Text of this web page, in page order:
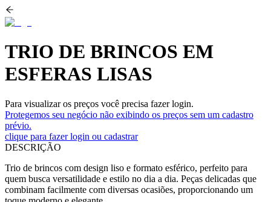
TRIO DE BRINCOS EM
ESFERAS LISAS
Para visualizar os preços você precisa fazer login.
Protegemos seu negócio não exibindo os preços sem um cadastro
prévio.
clique para fazer login ou cadastrar
DESCRIÇÃO
Trio de brincos com design liso e formato esférico, perfeito para
quem busca versatilidade e estilo no dia a dia. Peças delicadas que
combinam facilmente com diversas ocasiões, proporcionando um